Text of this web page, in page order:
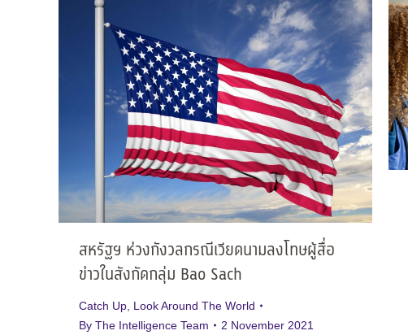
สหรัฐฯ ห่วงกังวลกรณีเวียดนามลงโทษผู้สื่อ
ข่าวในสังกัดกลุ่ม Bao Sach
Catch Up Look Around The World
By The Intelligence Team 2 November 2021